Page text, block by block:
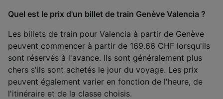
Quel est le prix d'un billet de train Genève Valencia ?
Les billets de train pour Valencia à partir de Genève
peuvent commencer à partir de 169.66 CHF lorsqu'ils
sont réservés à l'avance. Ils sont généralement plus
chers s'ils sont achetés le jour du voyage. Les prix
peuvent également varier en fonction de l'heure, de
l'itinéraire et de la classe choisis.